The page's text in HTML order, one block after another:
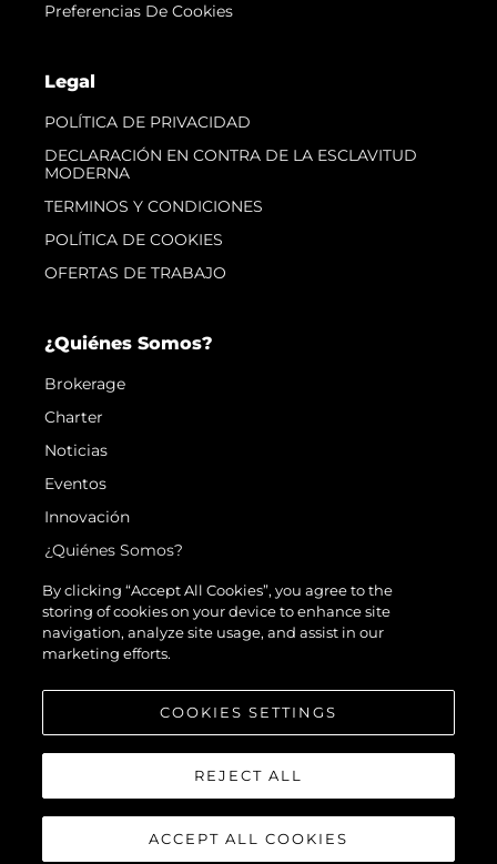
Preferencias De Cookies
Legal
POLÍTICA DE PRIVACIDAD
DECLARACIÓN EN CONTRA DE LA ESCLAVITUD
MODERNA
TERMINOS Y CONDICIONES
POLÍTICA DE COOKIES
OFERTAS DE TRABAJO
¿Quiénes Somos?
Brokerage
Charter
Noticias
Eventos
Innovación
¿Quiénes Somos?
El Equipo
Estilo De Vida
Historia
© 2026 Sunseeker London Group.Reservados todos los derechos.
By clicking “Accept All Cookies”, you agree to the
storing of cookies on your device to enhance site
navigation, analyze site usage, and assist in our
marketing efforts.
COOKIES SETTINGS
REJECT ALL
ACCEPT ALL COOKIES